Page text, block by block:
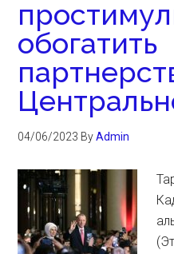
обогатить
04/06/2023 ByAdmin